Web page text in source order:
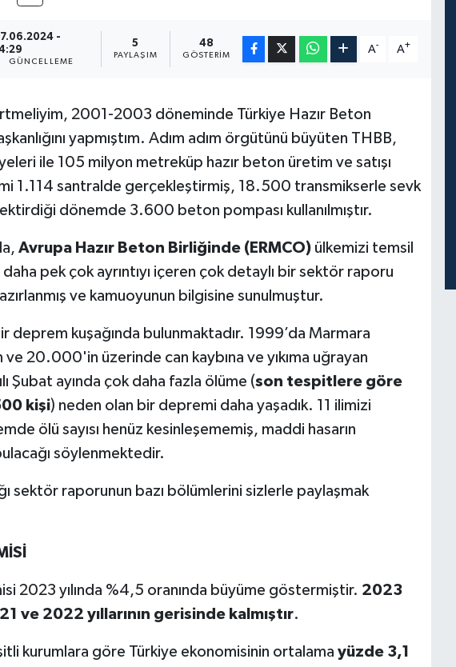
-
GÜNCELLEME
5
PAYLAŞIM
48
GÖSTERIM
A- A+
2001-2003 döneminde Türkiye Hazır Beton
yapmıştım. Adım adım örgütünü büyüten THBB,
ile 105 milyon metreküp hazır beton üretim ve satışı
1.114 santralde gerçekleştirmiş, 18.500 transmikserle sevk
dönemde 3.600 beton pompası kullanılmıştır.
Avrupa Hazır Beton Birliğinde (ERMCO)ülkemizi temsil
pek çok ayrıntıyı içeren çok detaylı bir sektör raporu
ve kamuoyunun bilgisine sunulmuştur.
deprem kuşağında bulunmaktadır. 1999’da Marmara
20.000'in üzerinde can kaybına ve yıkıma uğrayan
Şubat ayında çok daha fazla ölüme (son tespitlere göre
kişi) neden olan bir depremi daha yaşadık. 11 ilimizi
ölü sayısı henüz kesinleşememiş, maddi hasarın
söylenmektedir.
sektör raporunun bazı bölümlerini sizlerle paylaşmak
2023 yılında %4,5 oranında büyüme göstermiştir. 2023
ve 2022 yıllarının gerisinde kalmıştır.
kurumlara göre Türkiye ekonomisinin ortalama yüzde 3,1